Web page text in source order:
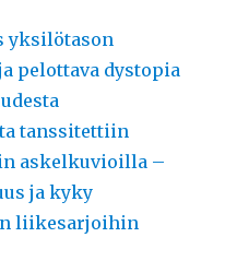
yksilötason
pelottava dystopia
tanssitettiin
askelkuvioilla –
ja kyky
liikesarjoihin